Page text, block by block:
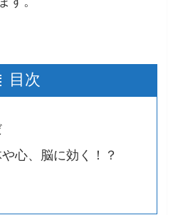
目次
心、脳に効く！？